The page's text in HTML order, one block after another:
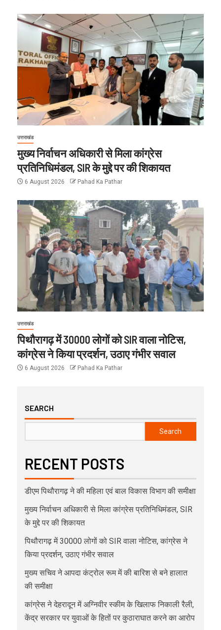
उत्तराखंड
मुख्य निर्वाचन अधिकारी से मिला कांग्रेस
प्रतिनिधिमंडल, SIR के मुद्दे पर की शिकायत
6 August 2026 Pahad Ka Pathar
उत्तराखंड
पिथौरागढ़ में 30000 लोगों को SIR वाला नोटिस,
कांग्रेस ने किया प्रदर्शन, उठाए गंभीर सवाल
6 August 2026 Pahad Ka Pathar
SEARCH
Search
RECENT POSTS
डीएम पिथौरागढ़ ने की महिला एवं बाल विकास विभाग की समीक्षा
मुख्य निर्वाचन अधिकारी से मिला कांग्रेस प्रतिनिधिमंडल, SIR
के मुद्दे पर की शिकायत
पिथौरागढ़ में 30000 लोगों को SIR वाला नोटिस, कांग्रेस ने
किया प्रदर्शन, उठाए गंभीर सवाल
मुख्य सचिव ने आपदा कंट्रोल रूम में की बारिश से बने हालात
की समीक्षा
कांग्रेस ने देहरादून में अग्निवीर स्कीम के खिलाफ निकाली रैली,
केंद्र सरकार पर युवाओं के हितों पर कुठाराघात करने का आरोप